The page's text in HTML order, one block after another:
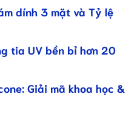
dính 3 mặt và Tỷ lệ
tia UV bền bỉ hơn 20
Giải mã khoa học &